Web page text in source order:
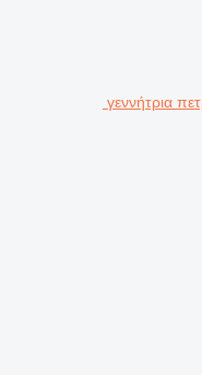
γεννήτρια